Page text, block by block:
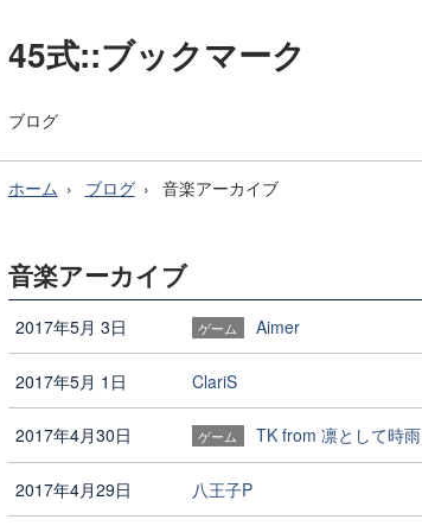
45式::ブックマーク
ブログ
ホーム ブログ 音楽アーカイブ
音楽アーカイブ
2017年5月 3日 ゲーム Aimer
2017年5月 1日 ClariS
2017年4月30日 ゲーム TK from 凛として時雨
2017年4月29日 八王子P